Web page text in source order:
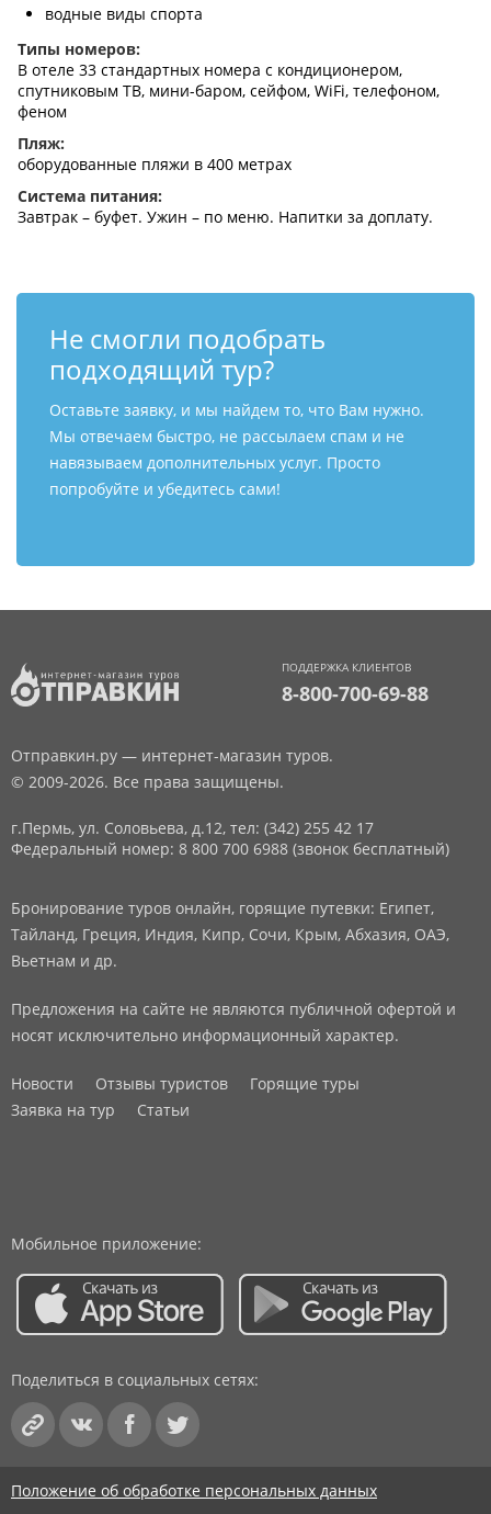
водные виды спорта
Типы номеров:
В отеле 33 стандартных номера с кондиционером,
спутниковым ТВ, мини-баром, сейфом, WiFi, телефоном,
феном
Пляж:
оборудованные пляжи в 400 метрах
Система питания:
Завтрак – буфет. Ужин – по меню. Напитки за доплату.
Не смогли подобрать
подходящий тур?
Оставьте заявку, и мы найдем то, что Вам нужно.
Мы отвечаем быстро, не рассылаем спам и не
навязываем дополнительных услуг. Просто
попробуйте и убедитесь сами!
ПОДДЕРЖКА КЛИЕНТОВ
8-800-700-69-88
Отправкин.ру — интернет-магазин туров.
© 2009-2026. Все права защищены.
г.Пермь, ул. Соловьева, д.12, тел: (342) 255 42 17
Федеральный номер: 8 800 700 6988 (звонок бесплатный)
Бронирование туров онлайн, горящие путевки: Египет,
Тайланд, Греция, Индия, Кипр, Сочи, Крым, Абхазия, ОАЭ,
Вьетнам и др.
Предложения на сайте не являются публичной офертой и
носят исключительно информационный характер.
Новости Отзывы туристов
Горящие туры
Заявка на тур
Статьи
Мобильное приложение:
Поделиться в социальных сетях:
Положение об обработке персональных данных